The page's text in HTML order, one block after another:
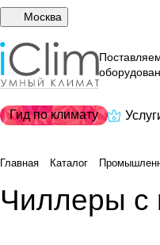
Москва
Гид по климату
Главная Каталог
Чиллеры с